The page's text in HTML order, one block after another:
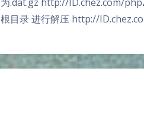
根目录 进行解压 http://